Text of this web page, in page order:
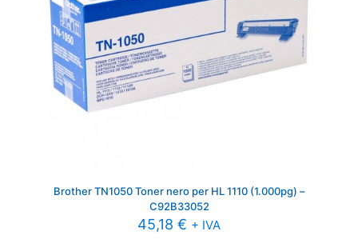
Brother TN1050 Toner nero per HL 1110 (1.000pg) –
C92B33052
45,18 € + IVA